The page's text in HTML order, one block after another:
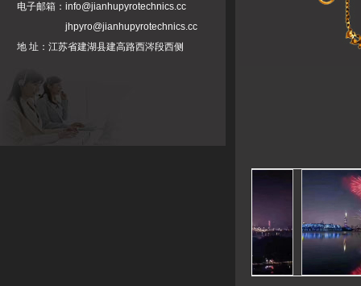
电子邮箱： info@jianhupyrotechnics.cc
jhpyro@jianhupyrotechnics.cc
地 址：江苏省建湖县建高路西涔段西侧